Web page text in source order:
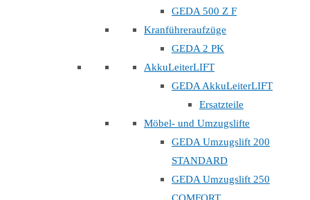
GEDA 500 Z F
Kranführeraufzüge
GEDA 2 PK
AkkuLeiterLIFT
GEDA AkkuLeiterLIFT
Ersatzteile
Möbel- und Umzugslifte
GEDA Umzugslift 200
STANDARD
GEDA Umzugslift 250